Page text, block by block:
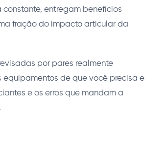
entregam benefícios
fração do impacto articular da
por pares realmente
equipamentos de que você precisa e
e os erros que mandam a